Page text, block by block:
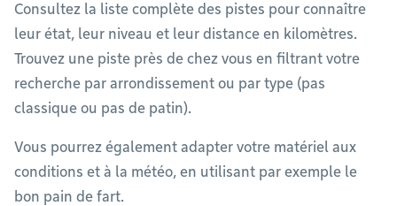
Consultez la liste complète des pistes pour connaître
leur état, leur niveau et leur distance en kilomètres.
Trouvez une piste près de chez vous en filtrant votre
recherche par arrondissement ou par type (pas
classique ou pas de patin).
Vous pourrez également adapter votre matériel aux
conditions et à la météo, en utilisant par exemple le
bon pain de fart.